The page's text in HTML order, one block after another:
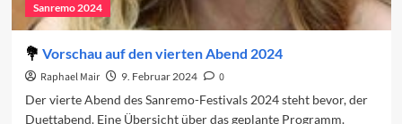
Sanremo 2024
Vorschau auf den vierten Abend 2024
Raphael Mair 9. Februar 2024
0
Der vierte Abend des Sanremo-Festivals 2024 steht bevor, der
Duettabend. Eine Übersicht über das geplante Programm.